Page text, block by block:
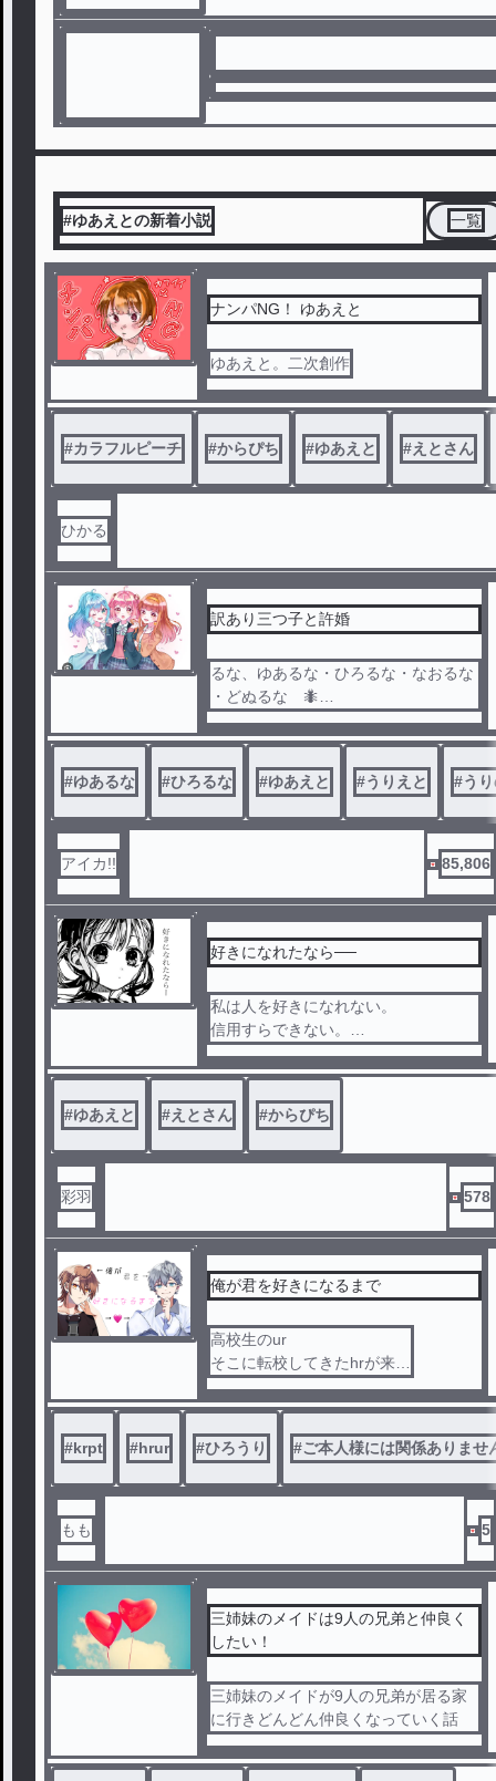
#ゆあえとの新着小説 一覧
ナンパNG！ ゆあえと
ゆあえと。二次創作
#カラフルピーチ #からぴち #ゆあえと #えとさん
ひかる
訳あり三つ子と許婚
るな、ゆあるな・ひろるな・なおるな
・どぬるな 🐜
えと、ゆあえと・うりえと・もふえと
🐜
のあ、うりのあ・じゃぱのあ・たつの
あ 🐜
シヴァさんももちろんでます！！
並びに『先頭に書いてあるカプがくっ
などはありません。(並びは関係まり
#ゆあるな #ひろるな #ゆあえと #うりえと #う
アイカ!! 85,806
好きになれたなら──
私は人を好きになれない。
信用すらできない。
『私って必要？』
これはそんな私が人を好きなろうとす
る物語
#ゆあえと #えとさん #からぴち
彩羽 578
俺が君を好きになるまで
高校生のur
そこに転校してきたhrが来た
最初は嫌いだったが…
🐏🎸・微🍗‪🍫要素🐜
#krpt #hrur #ひろうり #ご本人様には関係ありませ
もも 5
三姉妹のメイドは9人の兄弟と仲良く
したい！
三姉妹のメイドが9人の兄弟が居る家
に行きどんどん仲良くなっていく話